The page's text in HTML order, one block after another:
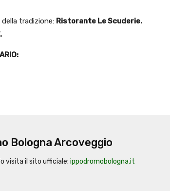
tradizione: Ristorante Le Scuderie.
Bologna Arcoveggio
visita il sito ufficiale: ippodromobologna.it